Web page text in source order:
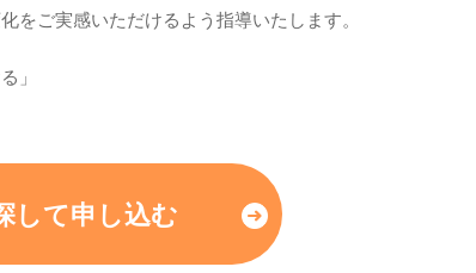
をご実感いただけるよう指導いたします。
」
して申し込む